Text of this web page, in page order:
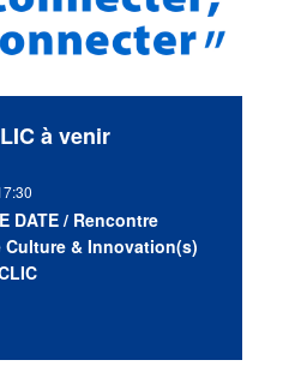
à venir
DATE / Rencontre
Culture & Innovation(s)